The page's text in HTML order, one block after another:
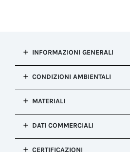
INFORMAZIONI GENERALI
installazione
Riduzione Cavo
Configurazione
Colore
Dimensioni
CONDIZIONI AMBIENTALI
corrosione
Salt mist test : EN60068-2-11:2000
Temperatura
MATERIALI
POMDATI COMMERCIALI
CERTIFICAZIONI